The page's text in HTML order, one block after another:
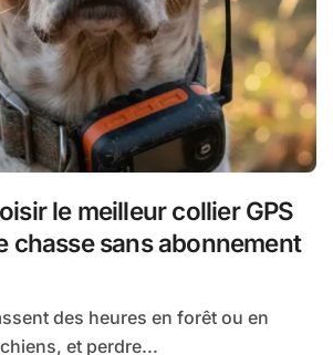
le meilleur collier GPS
chasse sans abonnement
et perdre...